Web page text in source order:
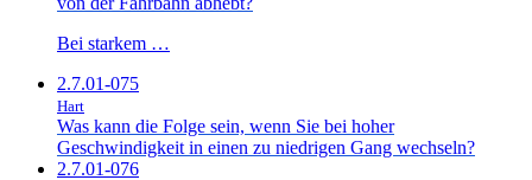
Bei starkem …
2.7.01-075
Hart
Was kann die Folge sein, wenn Sie bei hoher
Geschwindigkeit in einen zu niedrigen Gang wechseln?
2.7.01-076